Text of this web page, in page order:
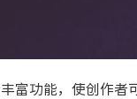
富功能，使创作